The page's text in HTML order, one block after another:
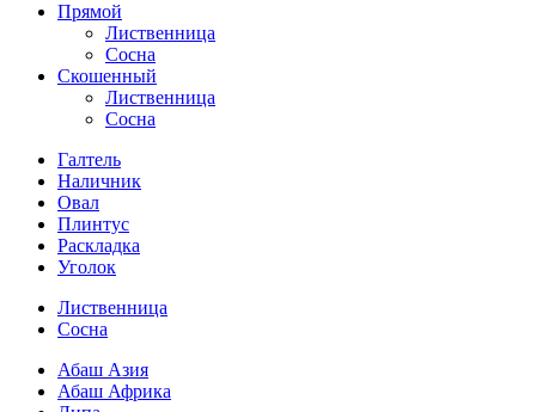
Прямой
Лиственница
Сосна
Скошенный
Лиственница
Сосна
Галтель
Наличник
Овал
Плинтус
Раскладка
Уголок
Лиственница
Сосна
Абаш Азия
Абаш Африка